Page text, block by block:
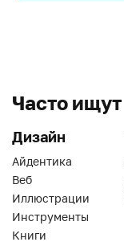
Часто ищут
Дизайн
Айдентика
Веб
Иллюстрации
Инструменты
Книги